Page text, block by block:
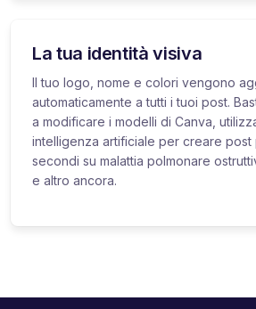
La tua identità visiva
Il tuo logo, nome e colori vengono
automaticamente a tutti i tuoi post.
a modificare i modelli di Canva,
intelligenza artificiale per creare post
secondi su malattia polmonare
e altro ancora.